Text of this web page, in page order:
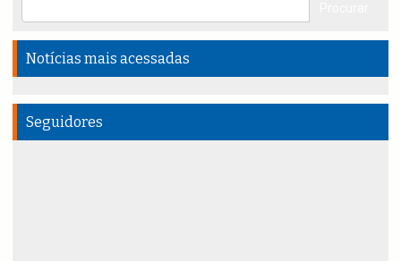
Notícias mais acessadas
Seguidores